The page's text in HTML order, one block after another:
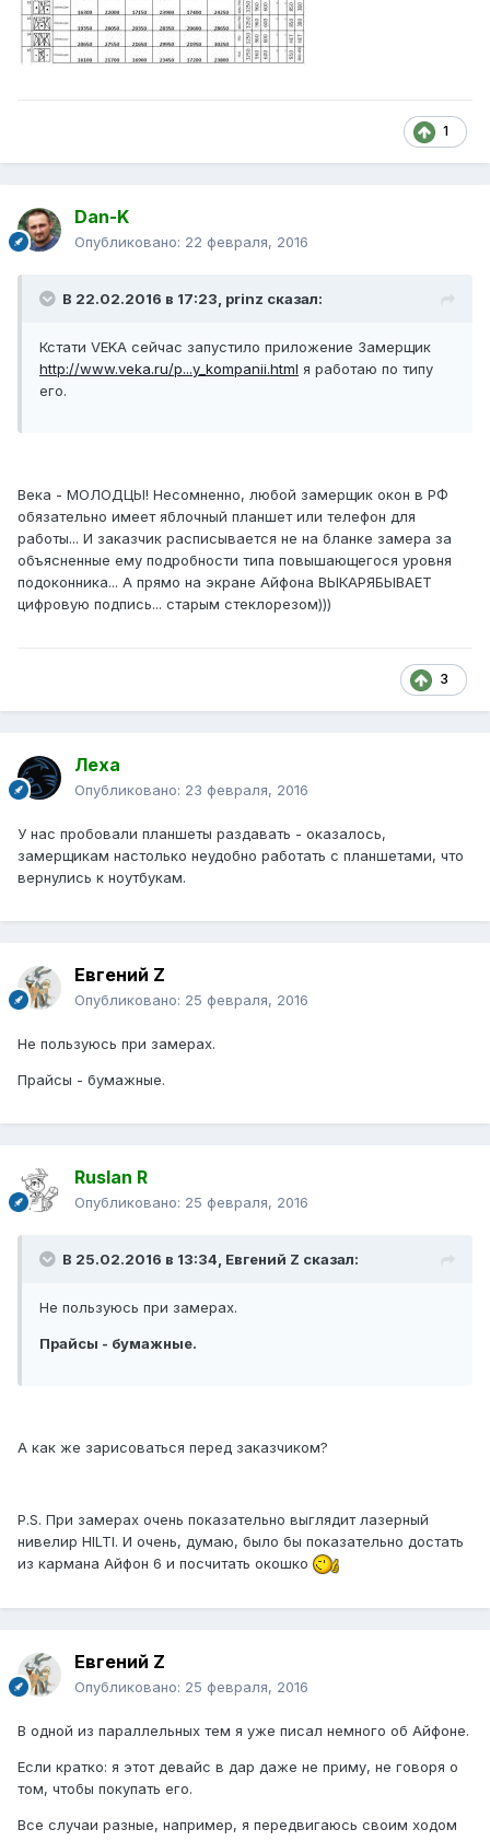
1
Dan-K
Опубликовано: 22 февраля, 2016
В 22.02.2016 в 17:23, prinz сказал:
Кстати VEKA сейчас запустило приложение Замерщик
http://www.veka.ru/p...y_kompanii.html я работаю по типу
его.
Века - МОЛОДЦЫ! Несомненно, любой замерщик окон в РФ
обязательно имеет яблочный планшет или телефон для
работы... И заказчик расписывается не на бланке замера за
объясненные ему подробности типа повышающегося уровня
подоконника... А прямо на экране Айфона ВЫКАРЯБЫВАЕТ
цифровую подпись... старым стеклорезом)))
3
Леха
Опубликовано: 23 февраля, 2016
У нас пробовали планшеты раздавать - оказалось,
замерщикам настолько неудобно работать с планшетами, что
вернулись к ноутбукам.
Евгений Z
Опубликовано: 25 февраля, 2016
Не пользуюсь при замерах.
Прайсы - бумажные.
Ruslan R
Опубликовано: 25 февраля, 2016
В 25.02.2016 в 13:34, Евгений Z сказал:
Не пользуюсь при замерах.
Прайсы - бумажные.
А как же зарисоваться перед заказчиком?
P.S. При замерах очень показательно выглядит лазерный
нивелир HILTI. И очень, думаю, было бы показательно достать
из кармана Айфон 6 и посчитать окошко
Евгений Z
Опубликовано: 25 февраля, 2016
В одной из параллельных тем я уже писал немного об Айфоне.
Если кратко: я этот девайс в дар даже не приму, не говоря о
том, чтобы покупать его.
Все случаи разные, например, я передвигаюсь своим ходом